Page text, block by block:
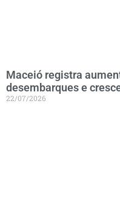
Maceió registra
desembarques e
22/07/2026